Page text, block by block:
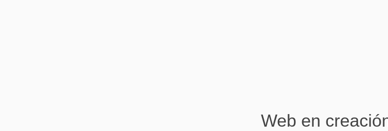
Web en